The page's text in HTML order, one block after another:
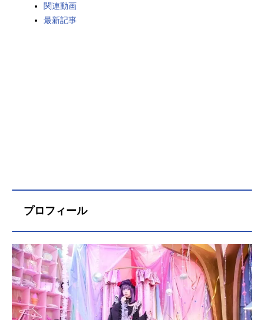
関連動画
最新記事
プロフィール